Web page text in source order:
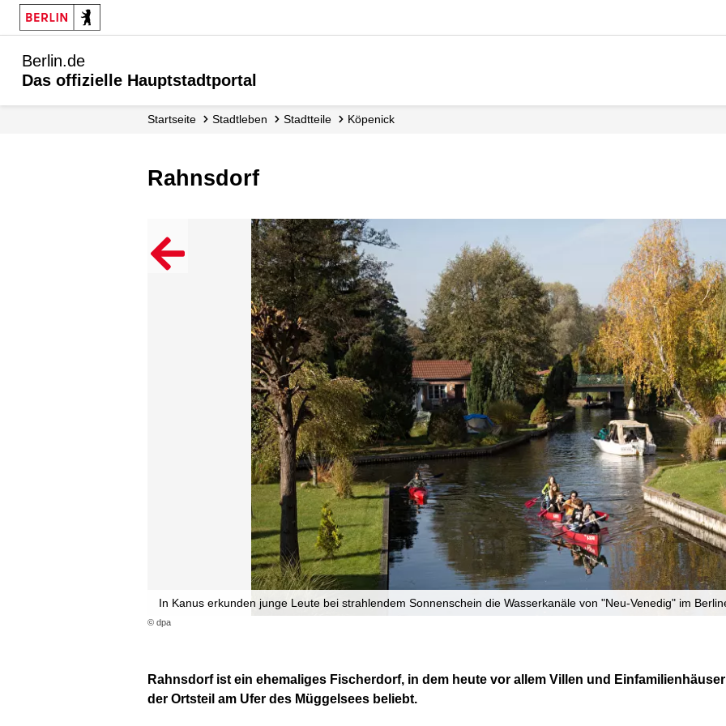
Berlin.de
Das offizielle Hauptstadtportal
Startseite Stadtleben Stadtteile Köpenick
Rahnsdorf
© dpa
In Kanus erkunden junge Leute bei strahlendem Sonnenschein die Wasserkanäle von "Neu-Venedig" im
Rahnsdorf ist ein ehemaliges Fischerdorf, in dem heute vor allem Villen und
der Ortsteil am Ufer des Müggelsees beliebt.